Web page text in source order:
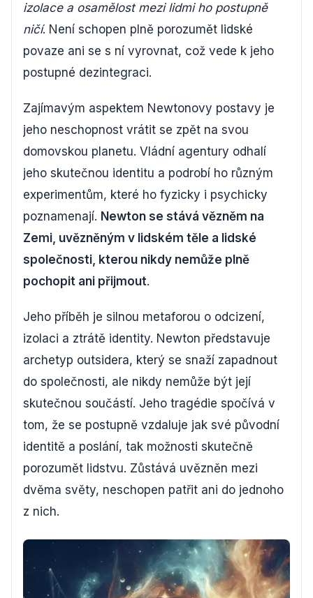
izolace a osamělost mezi lidmi ho postupně
ničí. Není schopen plně porozumět lidské
povaze ani se s ní vyrovnat, což vede k jeho
postupné dezintegraci.
Zajímavým aspektem Newtonovy postavy je
jeho neschopnost vrátit se zpět na svou
domovskou planetu. Vládní agentury odhalí
jeho skutečnou identitu a podrobí ho různým
experimentům, které ho fyzicky i psychicky
poznamenají. Newton se stává vězněm na
Zemi, uvězněným v lidském těle a lidské
společnosti, kterou nikdy nemůže plně
pochopit ani přijmout.
Jeho příběh je silnou metaforou o odcizení,
izolaci a ztrátě identity. Newton představuje
archetyp outsidera, který se snaží zapadnout
do společnosti, ale nikdy nemůže být její
skutečnou součástí. Jeho tragédie spočívá v
tom, že se postupně vzdaluje jak své původní
identitě a poslání, tak možnosti skutečně
porozumět lidstvu. Zůstává uvězněn mezi
dvěma světy, neschopen patřit ani do jednoho
z nich.